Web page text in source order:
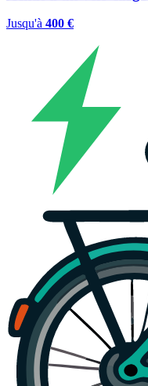
Jusqu'à 400 €